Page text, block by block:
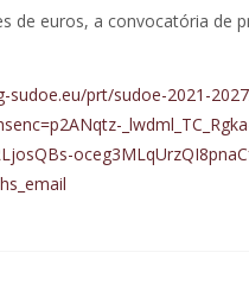
de euros, a convocatória
sudoe.eu/prt/sudoe-2021-